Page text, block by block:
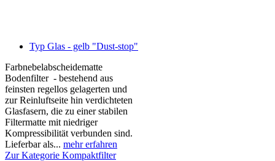
Typ Glas - gelb "Dust-stop"
Farbnebelabscheidematte
Bodenfilter - bestehend aus
feinsten regellos gelagerten und
zur Reinluftseite hin verdichteten
Glasfasern, die zu einer stabilen
Filtermatte mit niedriger
Kompressibilität verbunden sind.
Lieferbar als... mehr erfahren
Zur Kategorie Kompaktfilter